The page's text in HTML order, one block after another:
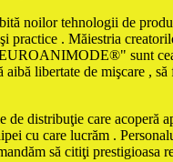
noilor tehnologii de
. Măiestria
sunt
libertate de mişcare ,
distribuţie care
cu care lucrăm .
să citiţi